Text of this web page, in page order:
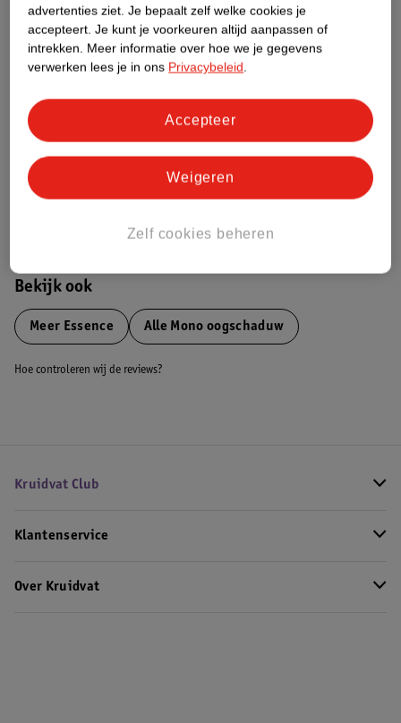
Etiketinformatie
Impact Score.
Bekijk ook
Meer Essence Alle Mono oogschaduw
Hoe controleren wij de reviews?
Kruidvat Club
Klantenservice
Over Kruidvat
advertenties ziet. Je bepaalt zelf welke cookies je
accepteert. Je kunt je voorkeuren altijd aanpassen of
intrekken. Meer informatie over hoe we je gegevens
verwerken lees je in ons Privacybeleid.
Zelf cookies beheren
Weigeren
Accepteer